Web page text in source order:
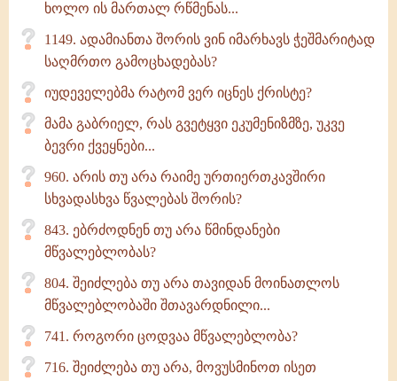
ხოლო ის მართალ რწმენას...
1149. ადამიანთა შორის ვინ იმარხავს ჭეშმარიტად
საღმრთო გამოცხადებას?
იუდეველებმა რატომ ვერ იცნეს ქრისტე?
მამა გაბრიელ, რას გვეტყვი ეკუმენიზმზე, უკვე
ბევრი ქვეყნები...
960. არის თუ არა რაიმე ურთიერთკავშირი
სხვადასხვა წვალებას შორის?
843. ებრძოდნენ თუ არა წმინდანები
მწვალებლობას?
804. შეიძლება თუ არა თავიდან მოინათლოს
მწვალებლობაში შთავარდნილი...
741. როგორი ცოდვაა მწვალებლობა?
716. შეიძლება თუ არა, მოვუსმინოთ ისეთ